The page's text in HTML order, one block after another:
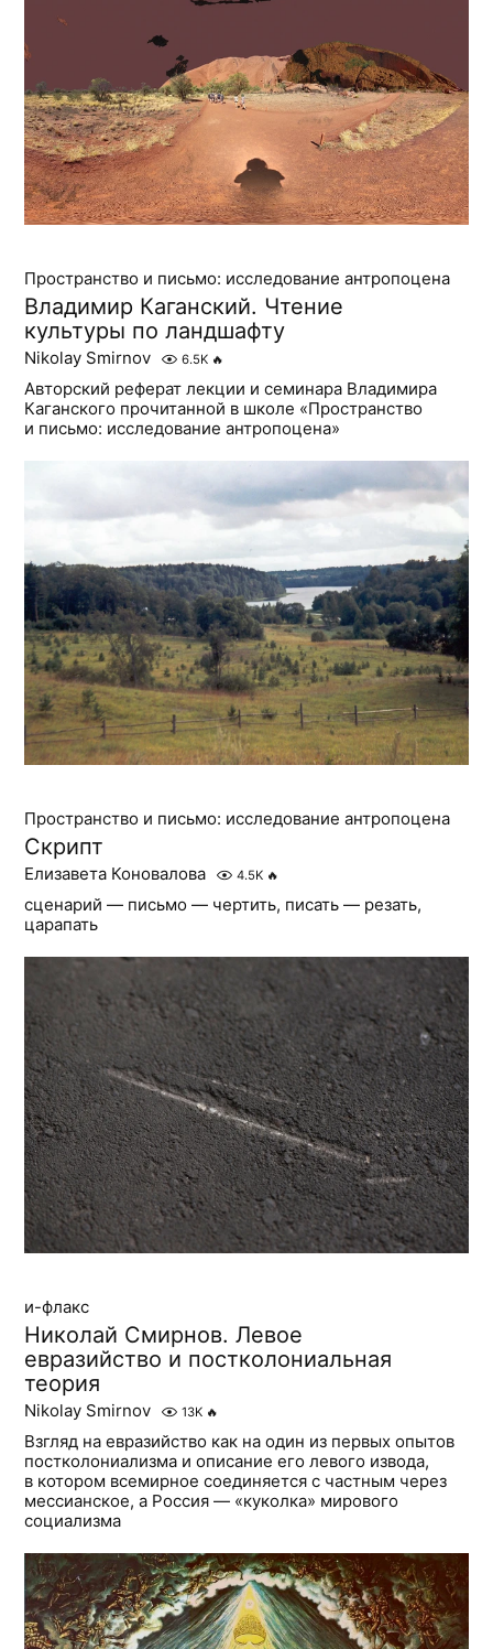
Пространство и письмо: исследование антропоцена
Владимир Каганский. Чтение
культуры по ландшафту
Nikolay Smirnov 6.5K 🔥
Авторский реферат лекции и семинара Владимира
Каганского прочитанной в школе «Пространство
и письмо: исследование антропоцена»
Пространство и письмо: исследование антропоцена
Скрипт
Елизавета Коновалова 4.5K 🔥
сценарий — письмо — чертить, писать — резать,
царапать
и-флакс
Николай Смирнов. Левое
евразийство и постколониальная
теория
Nikolay Smirnov 13K 🔥
Взгляд на евразийство как на один из первых опытов
постколониализма и описание его левого извода,
в котором всемирное соединяется с частным через
мессианское, а Россия — «куколка» мирового
социализма